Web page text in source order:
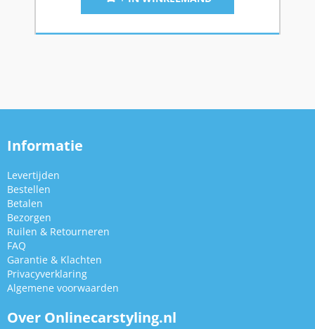
Informatie
Levertijden
Bestellen
Betalen
Bezorgen
Ruilen & Retourneren
FAQ
Garantie & Klachten
Privacyverklaring
Algemene voorwaarden
Over Onlinecarstyling.nl